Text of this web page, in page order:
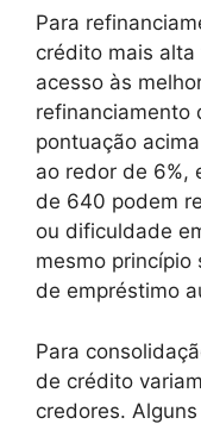
Para
crédito mais
acesso às
refinanciamento
pontuação
ao redor de 6%,
de 640 podem
ou dificuldade
mesmo princípio
de empréstimo
Para
de crédito
credores.